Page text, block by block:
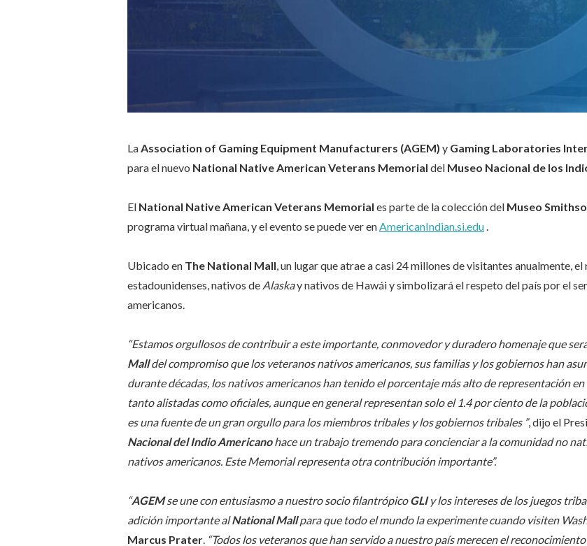
LaAssociation of Gaming Equipment Manufacturers (AGEM) y Gaming Laboratories
para el nuevo National Native American Veterans Memorial del Museo Nacional de los
El National Native American Veterans Memorial es parte de la colección del Museo
programa virtual mañana, y el evento se puede ver enAmericanIndian.si.edu.
Ubicado en The National Mall, un lugar que atrae a casi 24 millones de visitantes anualmente,
estadounidenses, nativos de Alaskay nativos de Hawái y simbolizará el respeto del país por el
americanos.
“Estamos orgullosos de contribuir a este importante, conmovedor y duradero homenaje que
Malldel compromiso que los veteranos nativos americanos, sus familias y los gobiernos han
durante décadas, los nativos americanos han tenido el porcentaje más alto de representación
tanto alistadas como oficiales, aunque en general representan solo el 1.4 por ciento de la
es una fuente de un gran orgullo para los miembros tribales y los gobiernos tribales ”, dijo el
Nacional del Indio Americanohace un trabajo tremendo para concienciar a la comunidad no
nativos americanos. Este Memorial representa otra contribución importante”.
“AGEMse une con entusiasmo a nuestro socio filantrópicoGLIy los intereses de los juegos
adición importante alNational Mallpara que todo el mundo la experimente cuando visiten
Marcus Prater. “Todos los veteranos que han servido a nuestro país merecen el